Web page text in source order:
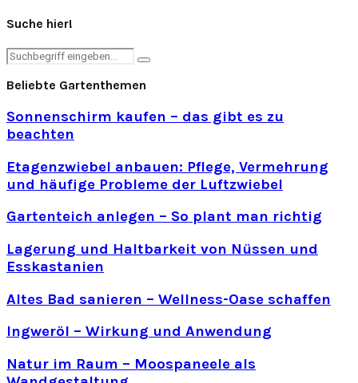
Suche hier!
Search
for:
Search
Beliebte Gartenthemen
Sonnenschirm kaufen – das gibt es zu
beachten
Etagenzwiebel anbauen: Pflege, Vermehrung
und häufige Probleme der Luftzwiebel
Gartenteich anlegen – So plant man richtig
Lagerung und Haltbarkeit von Nüssen und
Esskastanien
Altes Bad sanieren – Wellness-Oase schaffen
Ingweröl – Wirkung und Anwendung
Natur im Raum – Moospaneele als